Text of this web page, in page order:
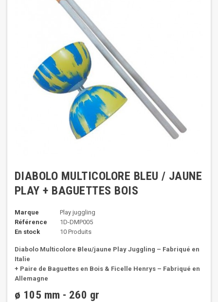
DIABOLO MULTICOLORE BLEU / JAUNE
PLAY + BAGUETTES BOIS
Marque
Play juggling
Référence
1D-DMP005
En stock
10 Produits
Diabolo Multicolore Bleu/jaune Play Juggling – Fabriqué en
Italie
+ Paire de Baguettes en Bois & Ficelle Henrys – Fabriqué en
Allemagne
ø 105 mm - 260 gr